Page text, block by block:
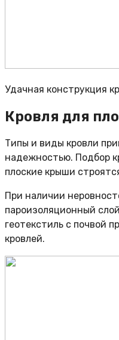
Удачная конструкция
Кровля для
Типы и виды кровли
надежностью. Подбор
плоские крыши
При наличии
пароизоляционный
геотекстиль с почвой
кровлей.